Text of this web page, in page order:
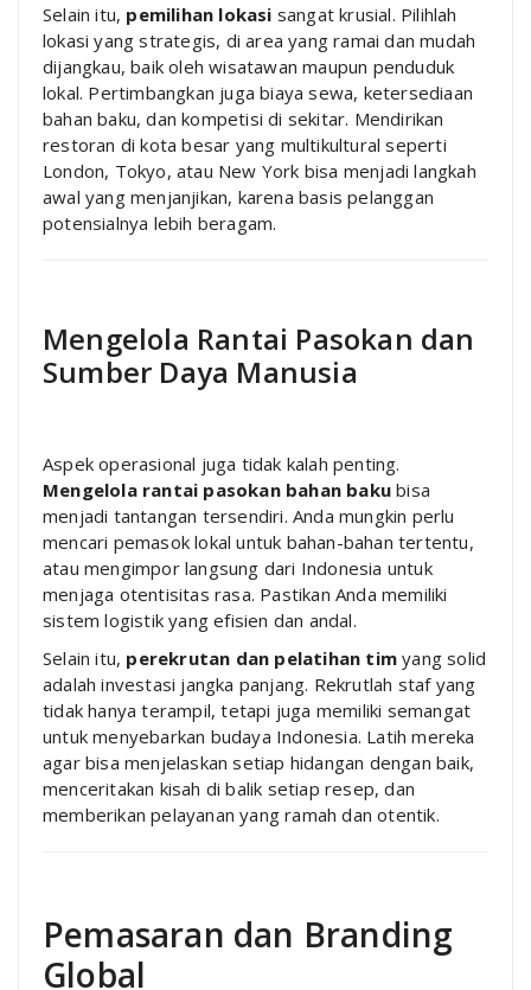
Selain itu, pemilihan lokasi sangat krusial. Pilihlah
lokasi yang strategis, di area yang ramai dan mudah
dijangkau, baik oleh wisatawan maupun penduduk
lokal. Pertimbangkan juga biaya sewa, ketersediaan
bahan baku, dan kompetisi di sekitar. Mendirikan
restoran di kota besar yang multikultural seperti
London, Tokyo, atau New York bisa menjadi langkah
awal yang menjanjikan, karena basis pelanggan
potensialnya lebih beragam.
Mengelola Rantai Pasokan dan
Sumber Daya Manusia
Aspek operasional juga tidak kalah penting.
Mengelola rantai pasokan bahan baku bisa
menjadi tantangan tersendiri. Anda mungkin perlu
mencari pemasok lokal untuk bahan-bahan tertentu,
atau mengimpor langsung dari Indonesia untuk
menjaga otentisitas rasa. Pastikan Anda memiliki
sistem logistik yang efisien dan andal.
Selain itu, perekrutan dan pelatihan tim yang solid
adalah investasi jangka panjang. Rekrutlah staf yang
tidak hanya terampil, tetapi juga memiliki semangat
untuk menyebarkan budaya Indonesia. Latih mereka
agar bisa menjelaskan setiap hidangan dengan baik,
menceritakan kisah di balik setiap resep, dan
memberikan pelayanan yang ramah dan otentik.
Pemasaran dan Branding
Global